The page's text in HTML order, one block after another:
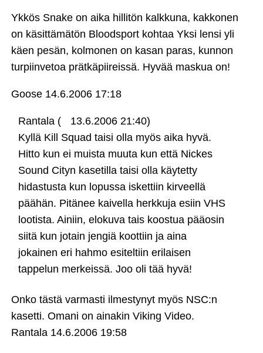
Ykkös Snake on aika hillitön kalkkuna, kakkonen
on käsittämätön Bloodsport kohtaa Yksi lensi yli
käen pesän, kolmonen on kasan paras, kunnon
turpiinvetoa prätkäpiireissä. Hyvää maskua on!
Goose 14.6.2006 17:18
Rantala (
13.6.2006 21:40)
Kyllä Kill Squad taisi olla myös aika hyvä.
Hitto kun ei muista muuta kun että Nickes
Sound Cityn kasetilla taisi olla käytetty
hidastusta kun lopussa iskettiin kirveellä
päähän. Pitänee kaivella herkkuja esiin VHS
lootista. Ainiin, elokuva tais koostua pääosin
siitä kun jotain jengiä koottiin ja aina
jokainen eri hahmo esiteltiin erilaisen
tappelun merkeissä. Joo oli tää hyvä!
Onko tästä varmasti ilmestynyt myös NSC:n
kasetti. Omani on ainakin Viking Video.
Rantala 14.6.2006 19:58